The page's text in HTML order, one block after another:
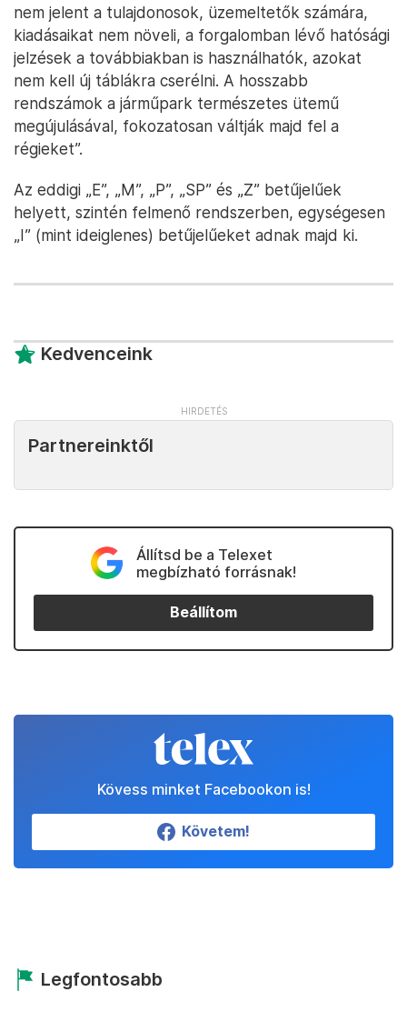
nem jelent a tulajdonosok, üzemeltetők számára,
kiadásaikat nem növeli, a forgalomban lévő hatósági
jelzések a továbbiakban is használhatók, azokat
nem kell új táblákra cserélni. A hosszabb
rendszámok a járműpark természetes ütemű
megújulásával, fokozatosan váltják majd fel a
régieket”.
Az eddigi „E”, „M”, „P”, „SP” és „Z” betűjelűek
helyett, szintén felmenő rendszerben, egységesen
„I” (mint ideiglenes) betűjelűeket adnak majd ki.
Kedvenceink
Partnereinktől
Állítsd be a Telexet
megbízható forrásnak!
Beállítom
Kövess minket Facebookon is!
Követem!
Legfontosabb